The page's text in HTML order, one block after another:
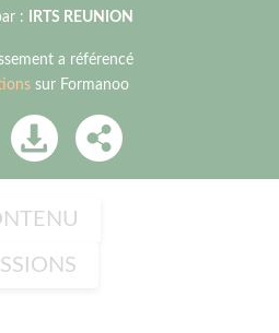
: IRTS REUNION
a référencé
sur Formanoo